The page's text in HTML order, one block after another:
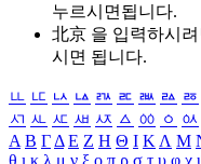
누르시면됩니다.
北京 을 입력하시려
시면 됩니다.
ㅥ ㅦ ㅧ ㅨ ㅩ ㅪ ㅫ ㅬ ㅭ
ㅺ ㅻ ㅼ ㅽ ㅾ ㅿ ㆀ ㆁ ㆂ
Α Β ΓΔ Ε Ζ Η Θ Ι ΚΛ Μ